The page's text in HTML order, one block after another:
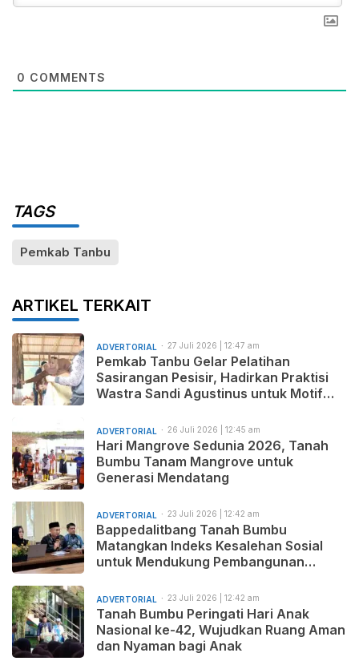
0 COMMENTS
TAGS
Pemkab Tanbu
ARTIKEL TERKAIT
ADVERTORIAL 27 Juli 2026 | 12:47 am
Pemkab Tanbu Gelar Pelatihan
Sasirangan Pesisir, Hadirkan Praktisi
Wastra Sandi Agustinus untuk Motif
ADVERTORIAL 26 Juli 2026 | 12:45 am
Hari Mangrove Sedunia 2026, Tanah
Bumbu Tanam Mangrove untuk
Generasi Mendatang
ADVERTORIAL 23 Juli 2026 | 12:42 am
Bappedalitbang Tanah Bumbu
Matangkan Indeks Kesalehan Sosial
untuk Mendukung Pembangunan
Beradab
ADVERTORIAL 23 Juli 2026 | 12:42 am
Tanah Bumbu Peringati Hari Anak
Nasional ke-42, Wujudkan Ruang Aman
dan Nyaman bagi Anak